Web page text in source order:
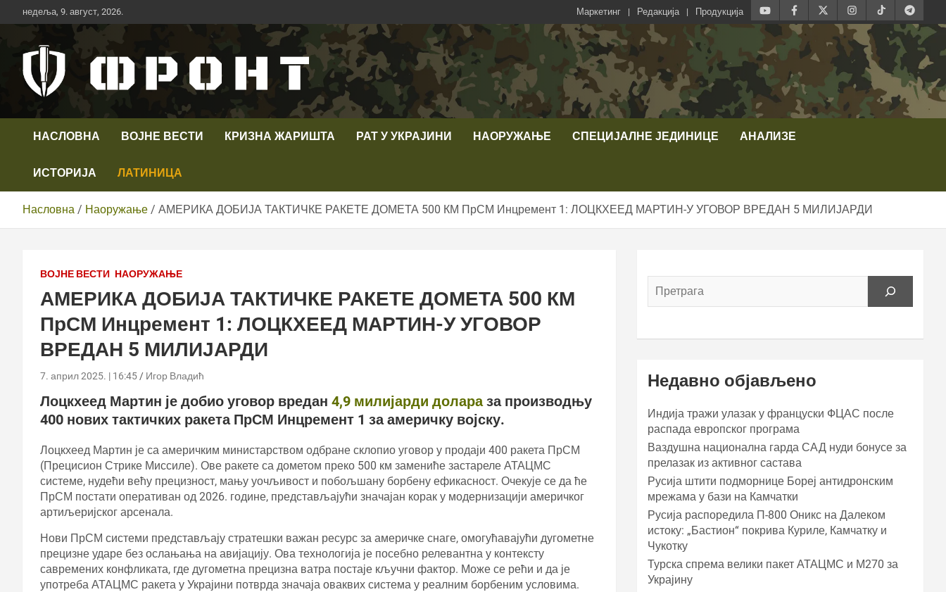
Скип
то
недеља, 9. август, 2026. Маркетинг Редакција Продукција
Телевизија ФРОНТ
НАСЛОВНА ВОЈНЕ ВЕСТИ КРИЗНА ЖАРИШТА РАТ У УКРАЈИНИ НАОРУЖАЊЕ СПЕЦИЈАЛНЕ ЈЕДИНИЦЕ АНАЛИЗЕ
ИСТОРИЈА ЛАТИНИЦА
Насловна Наоружање АМЕРИКА ДОБИЈА ТАКТИЧКЕ РАКЕТЕ ДОМЕТА 500 КМ ПрСМ Инцремент 1: ЛОЦКХЕЕД МАРТИН-У УГОВОР ВРЕДАН 5 МИЛИЈАРДИ
ВОЈНЕ ВЕСТИ НАОРУЖАЊЕ
АМЕРИКА ДОБИЈА ТАКТИЧКЕ РАКЕТЕ ДОМЕТА 500 КМ
ПрСМ Инцремент 1: ЛОЦКХЕЕД МАРТИН-У УГОВОР
ВРЕДАН 5 МИЛИЈАРДИ
7. април 2025. | 16:45 Игор Владић
Лоцкхеед Мартин је добио уговор вредан 4,9 милијарди долараза производњу
400 нових тактичких ракета ПрСМ Инцремент 1 за америчку војску.
Лоцкхеед Мартин је са америчким министарством одбране склопио уговор у продаји 400 ракета ПрСМ
(Прецисион Стрике Миссиле). Ове ракете са дометом преко 500 км замениће застареле АТАЦМС
системе, нудећи већу прецизност, мању уочљивост и побољшану борбену ефикасност. Очекује се да ће
ПрСМ постати оперативан од 2026. године, представљајући значајан корак у модернизацији америчког
артиљеријског арсенала.
Нови ПрСМ системи представљају стратешки важан ресурс за америчке снаге, омогућавајући дугометне
прецизне ударе без ослањања на авијацију. Ова технологија је посебно релевантна у контексту
савремених конфликата, где дугометна прецизна ватра постаје кључни фактор. Може се рећи и да је
употреба АТАЦМС ракета у Украјини потврда значаја оваквих система у реалним борбеним условима.
Недавно објављено
Индија тражи улазак у француски ФЦАС после
распада европског програма
Ваздушна национална гарда САД нуди бонусе за
прелазак из активног састава
Русија штити подморнице Бореј антидронским
мрежама у бази на Камчатки
Русија распоредила П-800 Оникс на Далеком
истоку: „Бастион“ покрива Куриле, Камчатку и
Чукотку
Турска спрема велики пакет АТАЦМС и М270 за
Украјину